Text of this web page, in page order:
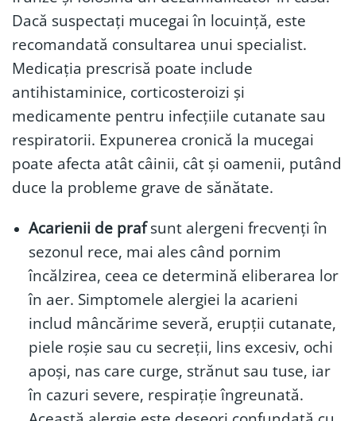
Dacă suspectați mucegai în locuință, este
recomandată consultarea unui specialist.
Medicația prescrisă poate include
antihistaminice, corticosteroizi și
medicamente pentru infecțiile cutanate sau
respiratorii. Expunerea cronică la mucegai
poate afecta atât câinii, cât și oamenii, putând
duce la probleme grave de sănătate.
Acarienii de prafsunt alergeni frecvenți în
sezonul rece, mai ales când pornim
încălzirea, ceea ce determină eliberarea lor
în aer. Simptomele alergiei la acarieni
includ mâncărime severă, erupții cutanate,
piele roșie sau cu secreții, lins excesiv, ochi
apoși, nas care curge, strănut sau tuse, iar
în cazuri severe, respirație îngreunată.